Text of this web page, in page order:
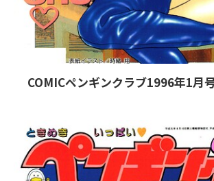
COMICペンギンクラブ1996年1月